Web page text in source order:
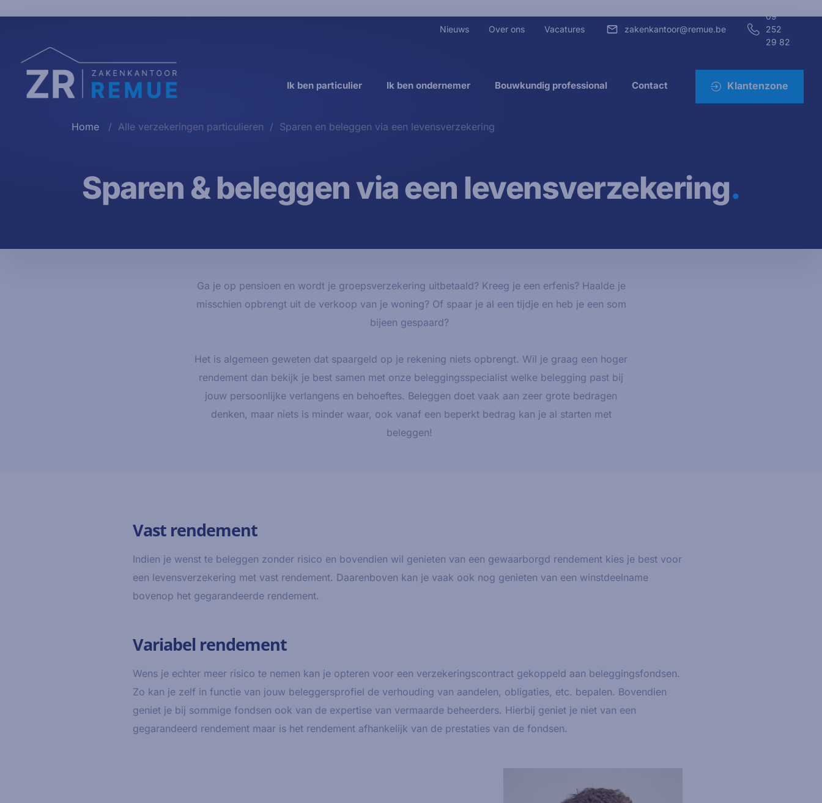
Nieuws Over ons Vacatures zakenkantoor@remue.be
09
252
29 82
Ik ben particulier Ik ben ondernemer Bouwkundig professional Contact Klantenzone
Sparen & beleggen via een levensverzekering.
Ga je op pensioen en wordt je groepsverzekering uitbetaald? Kreeg je een erfenis? Haalde je
misschien opbrengt uit de verkoop van je woning? Of spaar je al een tijdje en heb je een som
bijeen gespaard?
Het is algemeen geweten dat spaargeld op je rekening niets opbrengt. Wil je graag een hoger
rendement dan bekijk je best samen met onze beleggingsspecialist welke belegging past bij
jouw persoonlijke verlangens en behoeftes. Beleggen doet vaak aan zeer grote bedragen
denken, maar niets is minder waar, ook vanaf een beperkt bedrag kan je al starten met
beleggen!
Home / Alle verzekeringen particulieren / Sparen en beleggen via een levensverzekering
Vast rendement
Indien je wenst te beleggen zonder risico en bovendien wil genieten van een gewaarborgd rendement kies je best voor
een levensverzekering met vast rendement. Daarenboven kan je vaak ook nog genieten van een winstdeelname
bovenop het gegarandeerde rendement.
Variabel rendement
Wens je echter meer risico te nemen kan je opteren voor een verzekeringscontract gekoppeld aan beleggingsfondsen.
Zo kan je zelf in functie van jouw beleggersprofiel de verhouding van aandelen, obligaties, etc. bepalen. Bovendien
geniet je bij sommige fondsen ook van de expertise van vermaarde beheerders. Hierbij geniet je niet van een
gegarandeerd rendement maar is het rendement afhankelijk van de prestaties van de fondsen.